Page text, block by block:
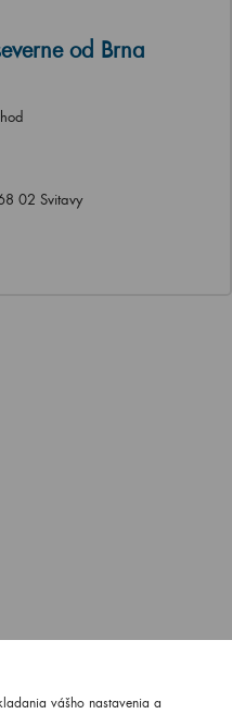
od Brna
02 Svitavy
vášho nastavenia a